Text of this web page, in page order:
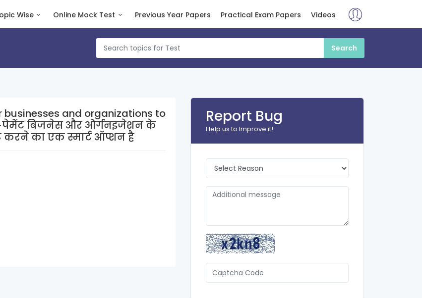
Wise Online Mock Test Previous Year Papers Practical Exam Papers Videos
and organizations to
का एक स्मार्ट ऑप्शन है
Report Bug
Help us to Improve it!